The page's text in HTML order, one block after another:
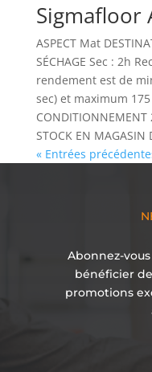
Sigmafloor
ASPECT Mat
SÉCHAGE Sec : 2h
rendement est de
sec) et maximum
CONDITIONNEMENT
STOCK EN
« Entrées
Abonnez-
bénéficier
promotions